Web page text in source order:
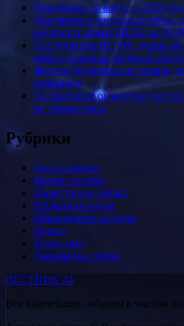
Праздники 10 августа 2026
Два мирных жителя погибли,
результате атаки БПЛА на ДНР
Наступление ВС РФ, удары по
работа военных медиков:
Жители Камчатки на четыре
интернета
На Камчатке ограничат доступ
на линии связи
Рубрики
Авто новости
Бизнес онлайн
Инвестиции сейчас
Медицина рядом
Образование сегодня
Разное
Техно мир
Экономика сейчас
ВЕСТНИК 24
Все важнейшие события в чистом